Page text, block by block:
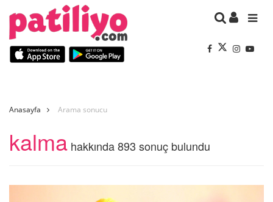
Anasayfa Arama sonucu
kalma hakkında 893 sonuç bulundu